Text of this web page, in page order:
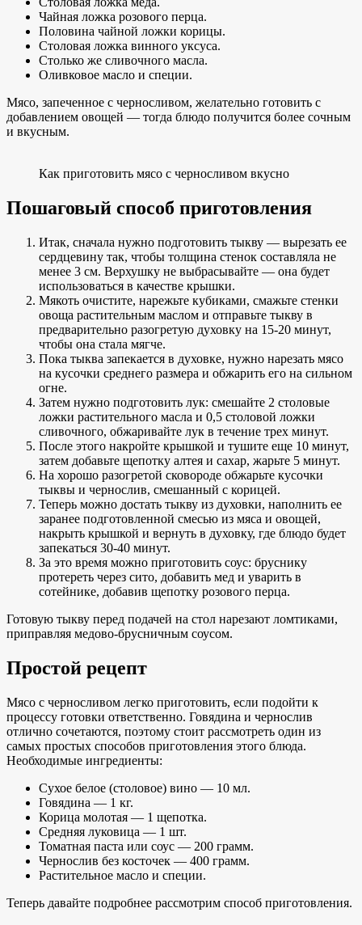
Чайная ложка розового перца.
Половина чайной ложки корицы.
Столовая ложка винного уксуса.
Столько же сливочного масла.
Оливковое масло и специи.
Мясо, запеченное с черносливом, желательно готовить с
добавлением овощей — тогда блюдо получится более сочным
и вкусным.
Как приготовить мясо с черносливом вкусно
Пошаговый способ приготовления
Итак, сначала нужно подготовить тыкву — вырезать ее
сердцевину так, чтобы толщина стенок составляла не
менее 3 см. Верхушку не выбрасывайте — она будет
использоваться в качестве крышки.
Мякоть очистите, нарежьте кубиками, смажьте стенки
овоща растительным маслом и отправьте тыкву в
предварительно разогретую духовку на 15-20 минут,
чтобы она стала мягче.
Пока тыква запекается в духовке, нужно нарезать мясо
на кусочки среднего размера и обжарить его на сильном
огне.
Затем нужно подготовить лук: смешайте 2 столовые
ложки растительного масла и 0,5 столовой ложки
сливочного, обжаривайте лук в течение трех минут.
После этого накройте крышкой и тушите еще 10 минут,
затем добавьте щепотку алтея и сахар, жарьте 5 минут.
На хорошо разогретой сковороде обжарьте кусочки
тыквы и чернослив, смешанный с корицей.
Теперь можно достать тыкву из духовки, наполнить ее
заранее подготовленной смесью из мяса и овощей,
накрыть крышкой и вернуть в духовку, где блюдо будет
запекаться 30-40 минут.
За это время можно приготовить соус: бруснику
протереть через сито, добавить мед и уварить в
сотейнике, добавив щепотку розового перца.
Готовую тыкву перед подачей на стол нарезают ломтиками,
приправляя медово-брусничным соусом.
Простой рецепт
Мясо с черносливом легко приготовить, если подойти к
процессу готовки ответственно. Говядина и чернослив
отлично сочетаются, поэтому стоит рассмотреть один из
самых простых способов приготовления этого блюда.
Необходимые ингредиенты:
Сухое белое (столовое) вино — 10 мл.
Говядина — 1 кг.
Корица молотая — 1 щепотка.
Средняя луковица — 1 шт.
Томатная паста или соус — 200 грамм.
Чернослив без косточек — 400 грамм.
Растительное масло и специи.
Теперь давайте подробнее рассмотрим способ приготовления.